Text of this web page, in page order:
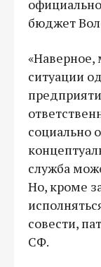
бюджет
«Наверное,
ситуации
социально
служба
Но, кроме
совести,
СФ.